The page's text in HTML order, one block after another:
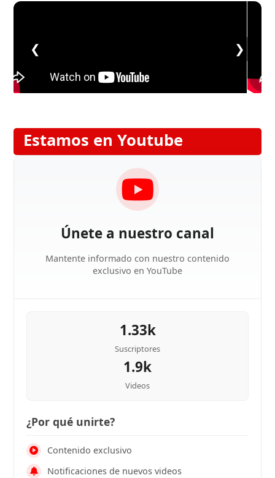
❮ ❯
Estamos en Youtube
Únete a nuestro canal
Mantente informado con nuestro contenido
exclusivo en YouTube
1.33k
Suscriptores
1.9k
Videos
¿Por qué unirte?
Contenido exclusivo
Notificaciones de nuevos videos